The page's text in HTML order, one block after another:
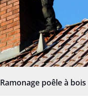
Ramonage poêle à bois